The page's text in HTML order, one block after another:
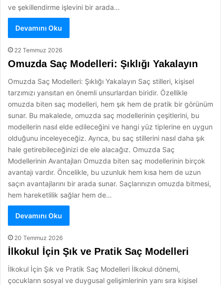
ve şekillendirme işlevini bir arada…
Devamını Oku
22 Temmuz 2026
Omuzda Saç Modelleri: Şıklığı Yakalayın
Omuzda Saç Modelleri: Şıklığı Yakalayın Saç stilleri, kişisel
tarzımızı yansıtan en önemli unsurlardan biridir. Özellikle
omuzda biten saç modelleri, hem şık hem de pratik bir görünüm
sunar. Bu makalede, omuzda saç modellerinin çeşitlerini, bu
modellerin nasıl elde edileceğini ve hangi yüz tiplerine en uygun
olduğunu inceleyeceğiz. Ayrıca, bu saç stillerini nasıl daha şık
hale getirebileceğinizi de ele alacağız. Omuzda Saç
Modellerinin Avantajları Omuzda biten saç modellerinin birçok
avantajı vardır. Öncelikle, bu uzunluk hem kısa hem de uzun
saçın avantajlarını bir arada sunar. Saçlarınızın omuzda bitmesi,
hem hareketlilik sağlar hem de…
Devamını Oku
20 Temmuz 2026
İlkokul İçin Şık ve Pratik Saç Modelleri
İlkokul İçin Şık ve Pratik Saç Modelleri İlkokul dönemi,
çocukların sosyal ve duygusal gelişimlerinin yanı sıra kişisel